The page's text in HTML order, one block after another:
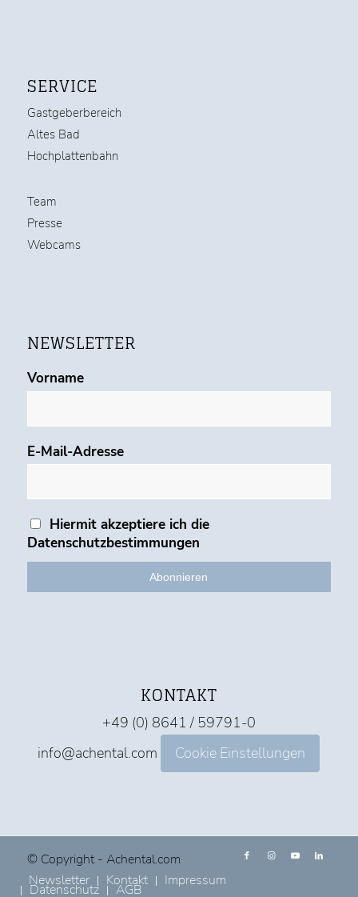
SERVICE
Gastgeberbereich
Altes Bad
Hochplattenbahn
Team
Presse
Webcams
NEWSLETTER
Vorname
E-Mail-Adresse
Hiermit akzeptiere ich die
Datenschutzbestimmungen
KONTAKT
+49 (0) 8641 / 59791-0
info@achental.com
Cookie Einstellungen
© Copyright - Achental.com
Newsletter
Kontakt Impressum
Datenschutz AGB